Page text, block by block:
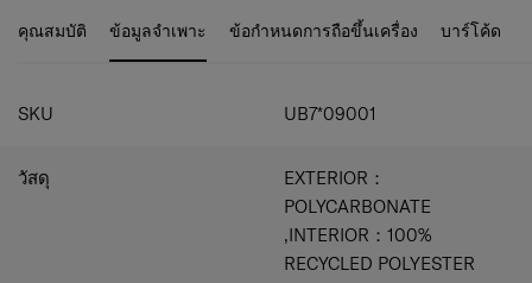
เพื่อให้คุณพร้อมที่จะเผชิญกับทุกสิ่งที่เกิดขึ้น นี่คือเพื่อนที่ดี
ที่สุดของคุณสำหรับการสำรวจอย่างมีสไต จากตัวเลือกสี 4 สี
ได้แก่ สีดำ สีเขียว สีงาช้าง และสีน้ำเงิน โดยแต่ละสีได้รับแรง
TSA combination lock/ระบบล็อค TSA เพื่อให้ทรัพย์สิน
ของคุณปลอดภัยตลอดการเดินทาง
Anti-theft Zipper /ซิปคู่ป้องกันการโจรกรรม ซิปแข็ง
Expander/ขยายเพิ่มความจุ เพิ่มความจุได้มากขึ้นทุก
ของด้านใน สามรถปรับเป็นกระเป๋าสะพายข้างได้
Stabilising Grooves/ร่องสี่ร่องที่ด้านนอกบริเวณด้าน
หลังใช้เป็นที่ตังกับพื้นได้มั่นคงและใช้เป็นโต๊ะรับ
Multi-purpose adjustable straps/สายรัดสัมภาระแบบ
คุณสมบัติ ข้อมูลจำเพาะ ข้อกำหนดการถือขึ้นเครื่อง บาร์โค้ด
SKU UB7*09001
วัสดุ
EXTERIOR：
POLYCARBONATE
,INTERIOR：100%
RECYCLED POLYESTER